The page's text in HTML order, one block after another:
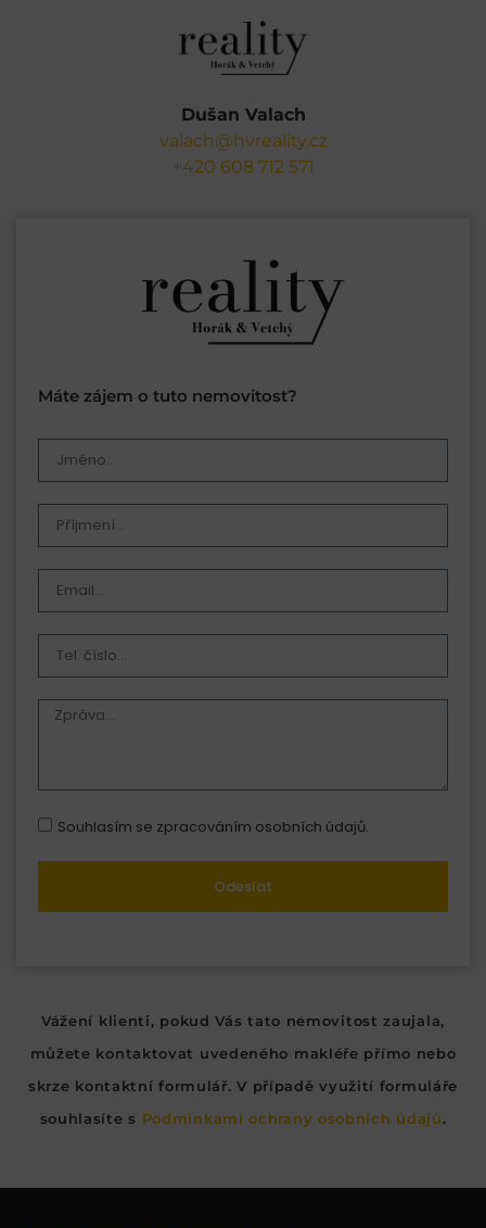
Máte zájem o tuto nemovitost?
Souhlasím se zpracováním osobních údajů.
Odeslat
Dušan Valach
valach@hvreality.cz
+420 608 712 571
Vážení klienti, pokud Vás tato nemovitost zaujala,
můžete kontaktovat uvedeného makléře přímo nebo
skrze kontaktní formulář. V případě využití formuláře
souhlasíte s Podmínkami ochrany osobních údajů.